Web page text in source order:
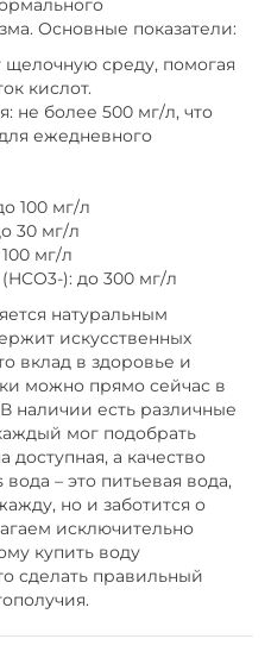
Основные показатели:
щелочную среду, помогая
кислот.
не более 500 мг/л, что
ежедневного
100 мг/л
30 мг/л
мг/л
): до 300 мг/л
натуральным
искусственных
вклад в здоровье и
можно прямо сейчас в
наличии есть различные
мог подобрать
а качество
– это питьевая вода,
но и заботится о
исключительно
купить воду
сделать правильный